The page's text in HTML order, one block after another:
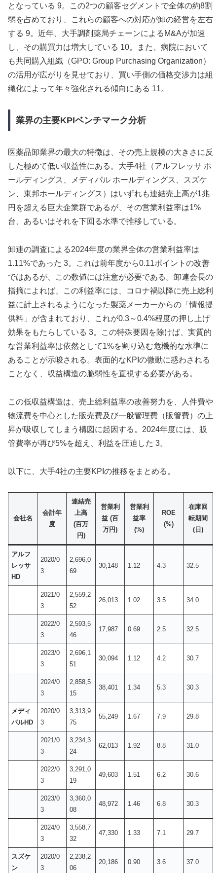
となっている 9。この2つの顧客セグメントで全体の約8割
弱を占めており、これらの顧客への対応が卸の経営を左右
する 9。近年、大手調剤薬局チェーンによるM&Aが加速
し、その購買力は増大している 10。また、病院において
も共同購入組織（GPO: Group Purchasing Organization）
の活用が広がりを見せており、買い手側の価格交渉力は組
織化によって年々強化される傾向にある 11。
業界の主要KPIベンチマーク分析
医薬品卸業界の最大の特徴は、その売上規模の大きさに反
した極めて低い収益性にある。大手4社（アルフレッサ ホ
ールディングス、メディパル ホールディングス、スズケ
ン、東邦ホールディングス）はいずれも連結売上高が1兆
円を超える巨大企業群であるが、その営業利益率は1%
台、あるいはそれを下回る水準で推移している。
卸連の調査による2024年度の業界全体の営業利益率は
1.11%であった 3。これは前年度から0.11ポイントの改善
ではあるが、この数値には注意が必要である。卸連会長の
指摘によれば、この利益率には、コロナ禍以降に売上総利
益に計上されるようになった製薬メーカーからの「情報提
供料」が含まれており、これが0.3～0.4%程度の押し上げ
効果をもたらしている 3。この特殊要因を除けば、実質的
な営業利益率は依然として1%を割り込む危機的な水準に
あることが示唆される。表面的なKPIの微動に惑わされる
ことなく、収益構造の脆弱性を直視する必要がある。
この低収益構造は、売上総利益率の改善努力を、人件費や
物流費を中心とした販売費及び一般管理費（販管費）の上
昇が吸収してしまう構図に起因する。2024年度には、販
管費率が再び5%を超え、利益を圧迫した 3。
以下に、大手4社の主要KPIの推移をまとめる。
会社名
会計年
度
連結売
上高
(百万
円)
営業利
益 (百
万円)
営業利
益率
(%)
ROE
(%)
在庫回
転期間
(日)
アルフ
レッサ
HD
2020/0
3
2,696,0
69
30,148 1.12 4.3 32.5
2021/0
3
2,559,2
52
26,013 1.02 3.5 34.0
2022/0
3
2,593,5
46
17,987 0.69 2.5 32.5
2023/0
3
2,696,1
51
30,094 1.12 4.2 30.7
2024/0
3
2,858,5
15
38,401 1.34 5.3 30.3
メディ
パルHD
2020/0
3
3,313,9
75
55,249 1.67 7.9 29.8
2021/0
3
3,234,3
24
62,013 1.92 8.8 31.0
2022/0
3
3,291,0
19
49,603 1.51 6.2 30.6
2023/0
3
3,360,0
08
48,972 1.46 6.8 30.3
2024/0
3
3,558,7
32
47,330 1.33 7.1 29.7
スズケ
ン
2020/0
3
2,238,2
06
20,186 0.90 3.6 37.0